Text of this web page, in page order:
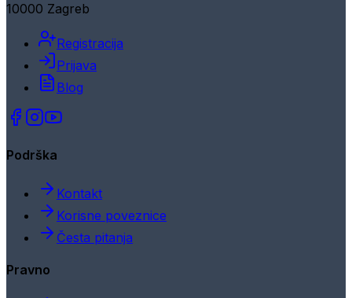
10000 Zagreb
Registracija
Prijava
Blog
Podrška
Kontakt
Korisne poveznice
Česta pitanja
Pravno